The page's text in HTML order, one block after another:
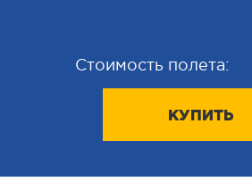
Стоимость полета:
КУПИТЬ